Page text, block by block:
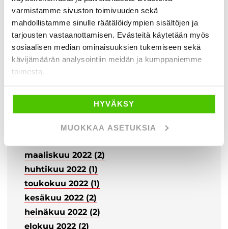
varmistamme sivuston toimivuuden sekä
mahdollistamme sinulle räätälöidympien sisältöjen ja
tarjousten vastaanottamisen. Evästeitä käytetään myös
sosiaalisen median ominaisuuksien tukemiseen sekä
kävijämäärän analysointiin meidän ja kumppaniemme
toimesta.
HYVÄKSY
MUOKKAA ASETUKSIA
syyskuu 2024 (1)
marraskuu 2024 (2)
maaliskuu 2023 (1)
huhtikuu 2023 (1)
marraskuu 2023 (1)
joulukuu 2023 (1)
tammikuu 2022 (1)
maaliskuu 2022 (2)
huhtikuu 2022 (1)
toukokuu 2022 (1)
kesäkuu 2022 (2)
heinäkuu 2022 (2)
elokuu 2022 (2)